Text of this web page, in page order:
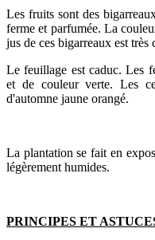
Les fruits sont des
ferme et parfumée. La
jus de ces bigarreaux est très
Le feuillage est caduc. Les
et de couleur verte. Les
d'automne jaune orangé.
La plantation se fait en
légèrement humides.
PRINCIPES ET